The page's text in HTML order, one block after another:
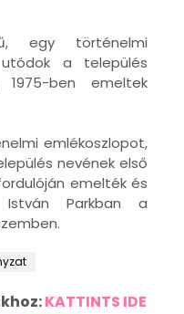
egy történelmi
a település
1975-ben emeltek
emlékoszlopot,
nevének első
emelték és
Parkban a
KATTINTS IDE